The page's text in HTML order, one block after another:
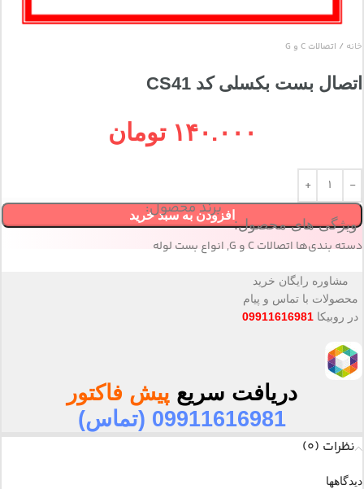
خانه اتصالات C و G
اتصال بست بکسلی کد CS41
۱۴۰.۰۰۰ تومان
افزودن به سبد خرید
برند محصول:
ویژگی های محصول:
دسته بندی‌هااتصالات C و G , انواع بست لوله
مشاوره رایگان خرید
محصولات با تماس و پیام
در روبیکا 09911616981
دریافت سریع پیش فاکتور
09911616981 (تماس)
نظرات (0)
دیدگاهها